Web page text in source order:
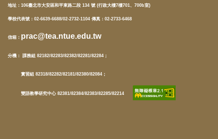
地址： 106臺北市大安區和平東路二段 134 號 (行政大樓7樓701、700b室)
學校代表號：02-6639-6688/02-2732-1104 傳真：02-2733-6468
信箱 ： prac@tea.ntue.edu.tw
分機 ： 課務組 82182/82283/82382/82281/82284；
實習組 82318/82282/82181/82380/82084；
雙語教學研究中心 82381/82384/82383/82285/82214